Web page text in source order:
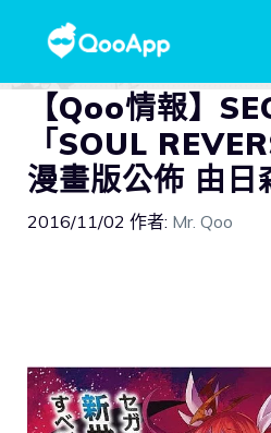
【Qoo情報】
「SOUL
漫畫版公佈 由日
2016/11/02 作者: Mr. Qoo